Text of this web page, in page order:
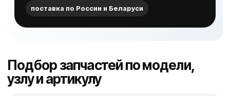
поставка по России и Беларуси
Подбор запчастей по модели,
узлу и артикулу